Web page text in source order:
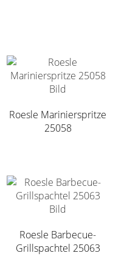
Roesle Marinierspritze
25058
Roesle Barbecue-
Grillspachtel 25063